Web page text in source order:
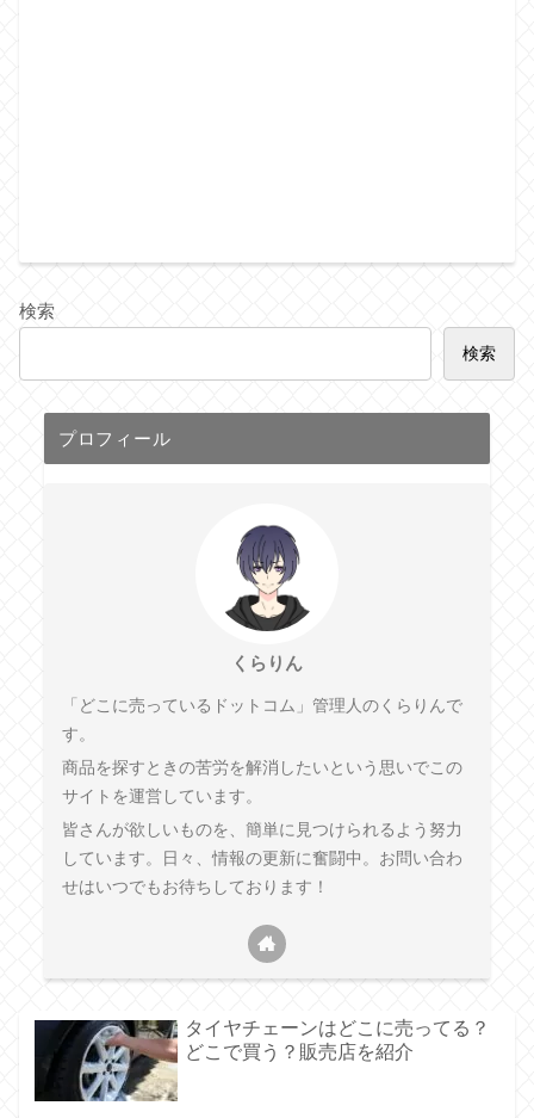
検索
検索
プロフィール
くらりん
「どこに売っているドットコム」管理人のくらりんで
す。
商品を探すときの苦労を解消したいという思いでこの
サイトを運営しています。
皆さんが欲しいものを、簡単に見つけられるよう努力
しています。日々、情報の更新に奮闘中。お問い合わ
せはいつでもお待ちしております！
タイヤチェーンはどこに売ってる？
どこで買う？販売店を紹介